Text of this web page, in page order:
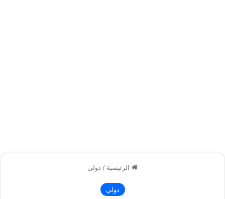
الرئيسية / دولي
دولي